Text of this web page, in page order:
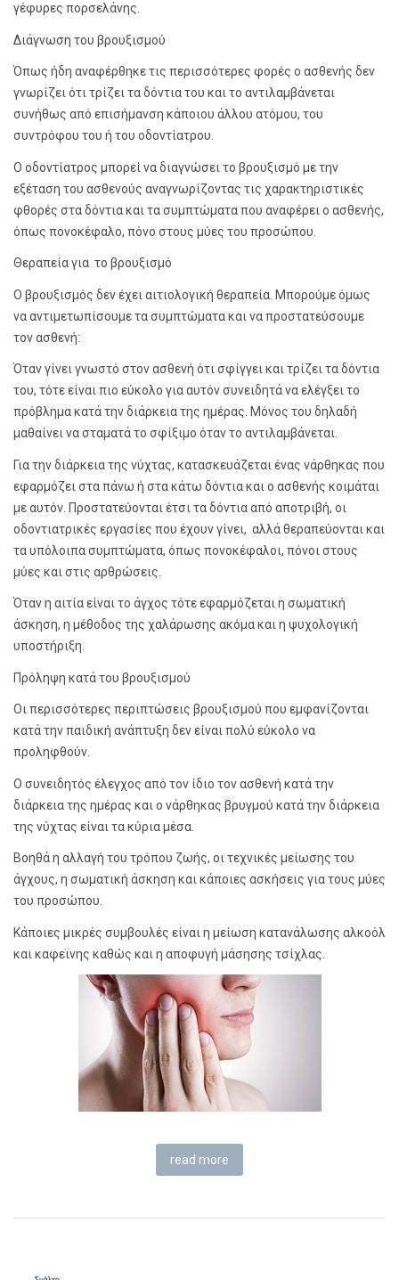
γέφυρες πορσελάνης.
Διάγνωση του βρουξισμού
Όπως ήδη αναφέρθηκε τις περισσότερες φορές ο ασθενής δεν
γνωρίζει ότι τρίζει τα δόντια του και το αντιλαμβάνεται
συνήθως από επισήμανση κάποιου άλλου ατόμου, του
συντρόφου του ή του οδοντίατρου.
Ο οδοντίατρος μπορεί να διαγνώσει το βρουξισμό με την
εξέταση του ασθενούς αναγνωρίζοντας τις χαρακτηριστικές
φθορές στα δόντια και τα συμπτώματα που αναφέρει ο ασθενής,
όπως πονοκέφαλο, πόνο στους μύες του προσώπου.
Θεραπεία για το βρουξισμό
Ο βρουξισμός δεν έχει αιτιολογική θεραπεία. Μπορούμε όμως
να αντιμετωπίσουμε τα συμπτώματα και να προστατεύσουμε
τον ασθενή:
Όταν γίνει γνωστό στον ασθενή ότι σφίγγει και τρίζει τα δόντια
του, τότε είναι πιο εύκολο για αυτόν συνειδητά να ελέγξει το
πρόβλημα κατά την διάρκεια της ημέρας. Μόνος του δηλαδή
μαθαίνει να σταματά το σφίξιμο όταν το αντιλαμβάνεται.
Για την διάρκεια της νύχτας, κατασκευάζεται ένας νάρθηκας που
εφαρμόζει στα πάνω ή στα κάτω δόντια και ο ασθενής κοιμάται
με αυτόν. Προστατεύονται έτσι τα δόντια από αποτριβή, οι
οδοντιατρικές εργασίες που έχουν γίνει, αλλά θεραπεύονται και
τα υπόλοιπα συμπτώματα, όπως πονοκέφαλοι, πόνοι στους
μύες και στις αρθρώσεις.
Όταν η αιτία είναι το άγχος τότε εφαρμόζεται η σωματική
άσκηση, η μέθοδος της χαλάρωσης ακόμα και η ψυχολογική
υποστήριξη.
Πρόληψη κατά του βρουξισμού
Οι περισσότερες περιπτώσεις βρουξισμού που εμφανίζονται
κατά την παιδική ανάπτυξη δεν είναι πολύ εύκολο να
προληφθούν.
Ο συνειδητός έλεγχος από τον ίδιο τον ασθενή κατά την
διάρκεια της ημέρας και ο νάρθηκας βρυγμού κατά την διάρκεια
της νύχτας είναι τα κύρια μέσα.
Βοηθά η αλλαγή του τρόπου ζωής, οι τεχνικές μείωσης του
άγχους, η σωματική άσκηση και κάποιες ασκήσεις για τους μύες
του προσώπου.
Κάποιες μικρές συμβουλές είναι η μείωση κατανάλωσης αλκοόλ
και καφεϊνης καθώς και η αποφυγή μάσησης τσίχλας.
read more